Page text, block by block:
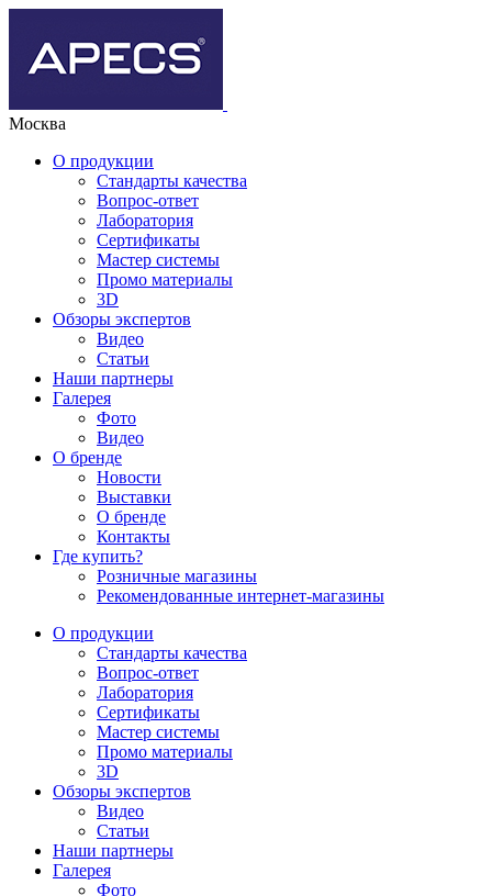
Москва
О продукции
Стандарты качества
Вопрос-ответ
Лаборатория
Сертификаты
Мастер системы
Промо материалы
3D
Обзоры экспертов
Видео
Статьи
Наши партнеры
Галерея
Фото
Видео
О бренде
Новости
Выставки
О бренде
Контакты
Где купить?
Розничные магазины
Рекомендованные интернет-магазины
О продукции
Стандарты качества
Вопрос-ответ
Лаборатория
Сертификаты
Мастер системы
Промо материалы
3D
Обзоры экспертов
Видео
Статьи
Наши партнеры
Галерея
Фото